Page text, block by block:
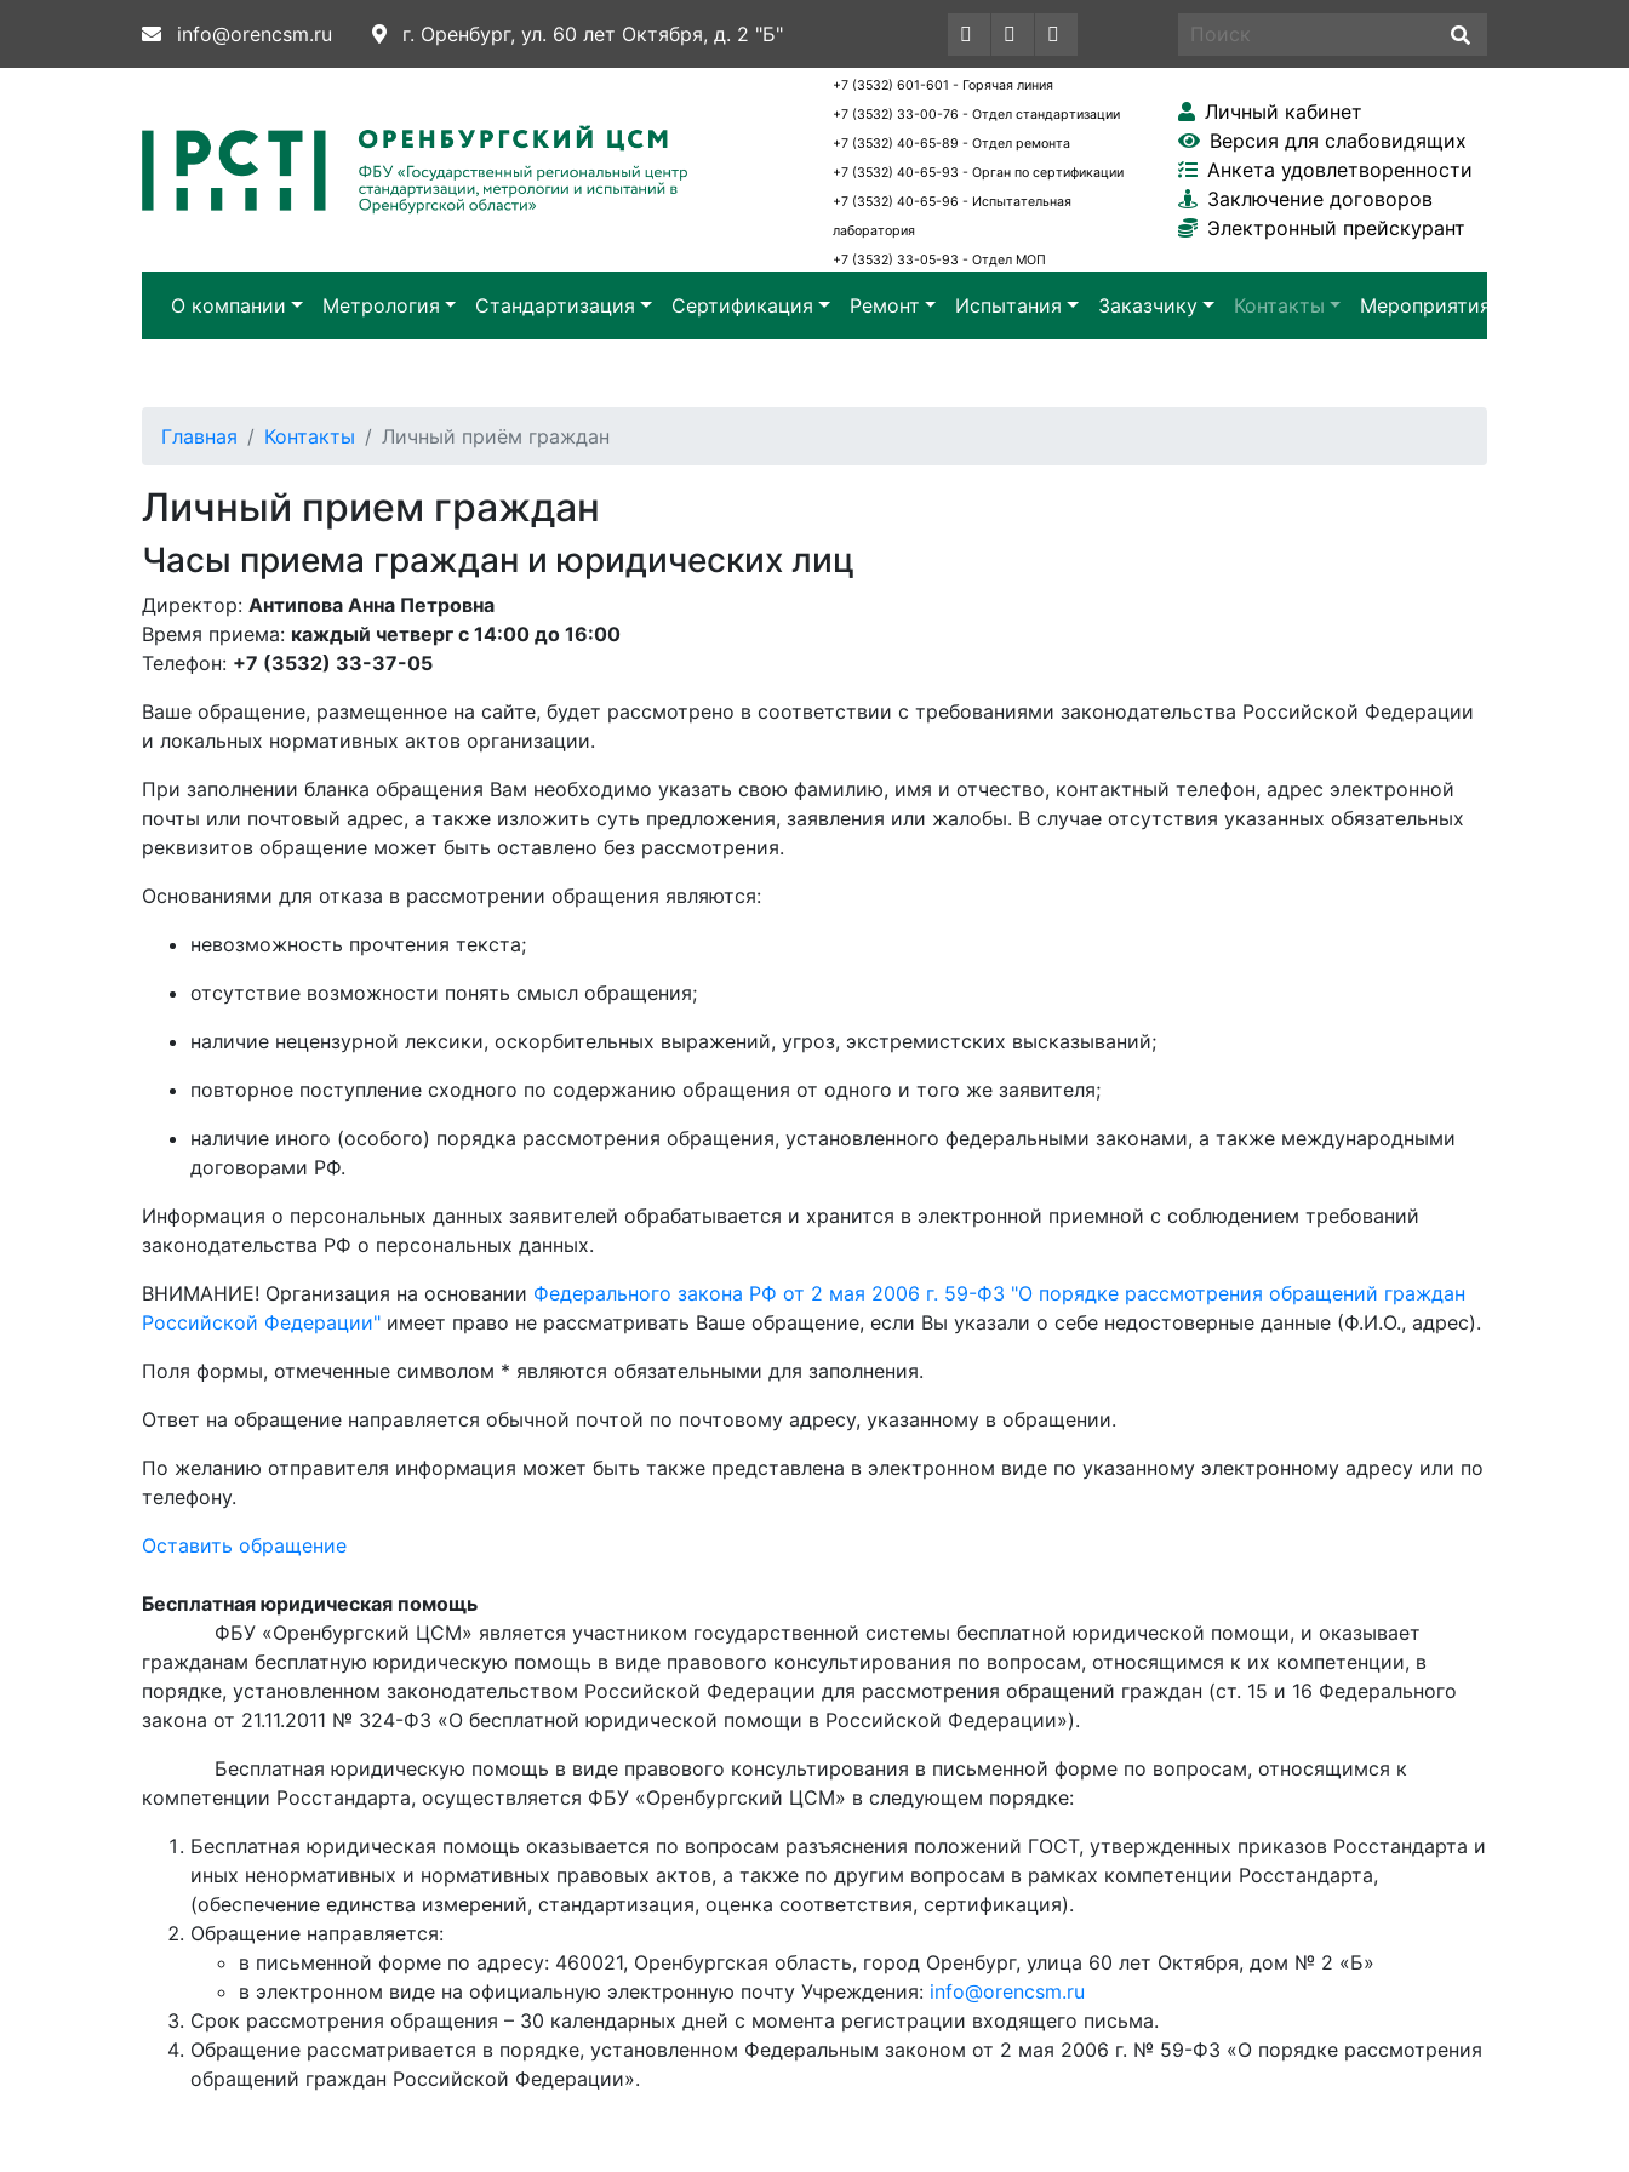
info@orencsm.ru г. Оренбург, ул. 60 лет Октября, д. 2 "Б"
+7 (3532) 601-601 - Горячая линия
+7 (3532) 33-00-76 - Отдел стандартизации
+7 (3532) 40-65-89 - Отдел ремонта
+7 (3532) 40-65-93 - Орган по сертификации
+7 (3532) 40-65-96 - Испытательная
лаборатория
+7 (3532) 33-05-93 - Отдел МОП
Личный кабинет
Версия для слабовидящих
Анкета удовлетворенности
Заключение договоров
Электронный прейскурант
О компании Метрология Стандартизация Сертификация Ремонт Испытания Заказчику Контакты Мероприятия
Главная Контакты Личный приём граждан
Личный прием граждан
Часы приема граждан и юридических лиц
Директор: Антипова Анна Петровна
Время приема: каждый четверг с 14:00 до 16:00
Телефон: +7 (3532) 33-37-05
Ваше обращение, размещенное на сайте, будет рассмотрено в соответствии с требованиями законодательства Российской Федерации
и локальных нормативных актов организации.
При заполнении бланка обращения Вам необходимо указать свою фамилию, имя и отчество, контактный телефон, адрес электронной
почты или почтовый адрес, а также изложить суть предложения, заявления или жалобы. В случае отсутствия указанных обязательных
реквизитов обращение может быть оставлено без рассмотрения.
Основаниями для отказа в рассмотрении обращения являются:
невозможность прочтения текста;
отсутствие возможности понять смысл обращения;
наличие нецензурной лексики, оскорбительных выражений, угроз, экстремистских высказываний;
повторное поступление сходного по содержанию обращения от одного и того же заявителя;
наличие иного (особого) порядка рассмотрения обращения, установленного федеральными законами, а также международными
договорами РФ.
Информация о персональных данных заявителей обрабатывается и хранится в электронной приемной с соблюдением требований
законодательства РФ о персональных данных.
ВНИМАНИЕ! Организация на основании Федерального закона РФ от 2 мая 2006 г. 59-ФЗ "О порядке рассмотрения обращений граждан
Российской Федерации" имеет право не рассматривать Ваше обращение, если Вы указали о себе недостоверные данные (Ф.И.О., адрес).
Поля формы, отмеченные символом * являются обязательными для заполнения.
Ответ на обращение направляется обычной почтой по почтовому адресу, указанному в обращении.
По желанию отправителя информация может быть также представлена в электронном виде по указанному электронному адресу или по
телефону.
Оставить обращение
Бесплатная юридическая помощь
ФБУ «Оренбургский ЦСМ» является участником государственной системы бесплатной юридической помощи, и оказывает
гражданам бесплатную юридическую помощь в виде правового консультирования по вопросам, относящимся к их компетенции, в
порядке, установленном законодательством Российской Федерации для рассмотрения обращений граждан (ст. 15 и 16 Федерального
закона от 21.11.2011 № 324-ФЗ «О бесплатной юридической помощи в Российской Федерации»).
Бесплатная юридическую помощь в виде правового консультирования в письменной форме по вопросам, относящимся к
компетенции Росстандарта, осуществляется ФБУ «Оренбургский ЦСМ» в следующем порядке:
Бесплатная юридическая помощь оказывается по вопросам разъяснения положений ГОСТ, утвержденных приказов Росстандарта и
иных ненормативных и нормативных правовых актов, а также по другим вопросам в рамках компетенции Росстандарта,
(обеспечение единства измерений, стандартизация, оценка соответствия, сертификация).
Обращение направляется:
в письменной форме по адресу: 460021, Оренбургская область, город Оренбург, улица 60 лет Октября, дом № 2 «Б»
в электронном виде на официальную электронную почту Учреждения: info@orencsm.ru
Срок рассмотрения обращения – 30 календарных дней с момента регистрации входящего письма.
Обращение рассматривается в порядке, установленном Федеральным законом от 2 мая 2006 г. № 59-ФЗ «О порядке рассмотрения
обращений граждан Российской Федерации».